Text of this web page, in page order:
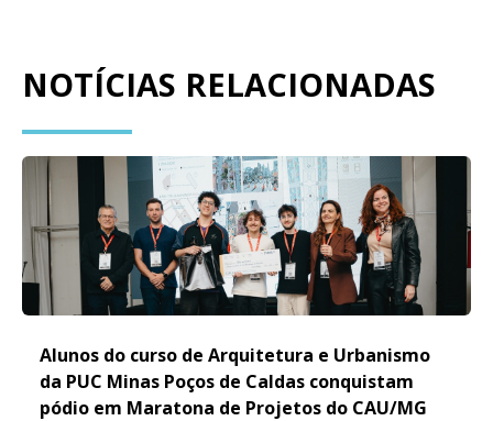
NOTÍCIAS RELACIONADAS
Alunos do curso de Arquitetura e Urbanismo
da PUC Minas Poços de Caldas conquistam
pódio em Maratona de Projetos do CAU/MG